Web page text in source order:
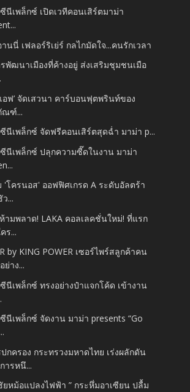
ซีนีเพล็กซ์ เปิดเวทีคอนเสิร์ตมาม่า
นนี่ เฟลอร์ริเย่ร์ กลไกมัดใจ...คนรักเวลา
พัฒนาเมืองที่ค้างอยู่ ส่งเสริมชุมชนเมือ
เอฟ’ จัดเสวนา คาร์บอนฟุตพรินท์ของ
ณฑ์...
ซีนีเพล็กซ์ จัดฟรีคอนเสิร์ตสุดฉ่ำ มาม่า p...
ซีนีเพล็กซ์ ปลุกความซี๊ดในงาน มาม่า
'โครนอส' ออฟฟิศเกรด A ระดับอัลตร้า
...
ามพลาด! LAKA คอลเลคชั่นใหม่! ที่แรก
ร...
by KING POWER เซอร์ไพร์สลูกค้าคน
ย่าง...
ซีนีเพล็กซ์ ทรงอย่างป๋าแจกโค้ด เข้างาน
ซีนีเพล็กซ์ จัดงาน มาม่า presents “Go
กครอง กระทรวงมหาดไทย เร่งผลักดัน
ารหนึ...
ยหม้อแปลงไฟฟ้า ” กระหึ่มอาเซียน ปลื้ม